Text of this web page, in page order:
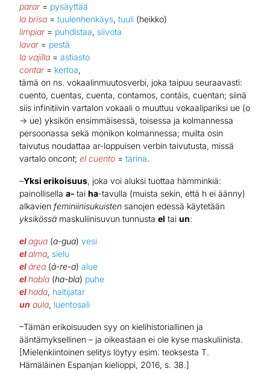
parar= pysäyttää
la brisa = tuulenhenkäys, tuuli (heikko)
limpiar= puhdistaa, siivota
lavar= pestä
la vajilla = astiasto
contar= kertoa,
tämä on ns. vokaalinmuutosverbi, joka taipuu seuraavasti:
cuento, cuentas, cuenta, contamos, contáis, cuentan; siinä
siis infinitiivin vartalon vokaali o muuttuu vokaalipariksi ue (o
→ ue) yksikön ensimmäisessä, toisessa ja kolmannessa
persoonassa sekä monikon kolmannessa; muilta osin
taivutus noudattaa ar-loppuisen verbin taivutusta, missä
vartalo oncont; el cuento = tarina.
–Yksi erikoisuus, joka voi aluksi tuottaa hämminkiä:
painollisella a- tai ha-tavulla (muista sekin, että h ei äänny)
alkavien feminiinisukuisten sanojen edessä käytetään
yksikössä maskuliinisuvun tunnusta el tai un:
elagua (a-gua) vesi
elalma, sielu
elárea (á-re-a) alue
elhabla (ha-bla) puhe
elhada, haltijatar
un aula, luentosali
–Tämän erikoisuuden syy on kielihistoriallinen ja
ääntämyksellinen – ja oikeastaan ei ole kyse maskuliinista.
[Mielenkiintoinen selitys löytyy esim. teoksesta T.
Hämäläinen Espanjan kielioppi, 2016, s. 38.]